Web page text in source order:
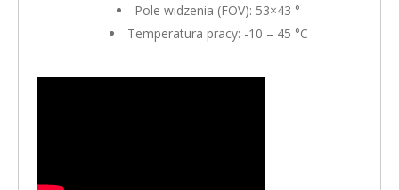
Pole widzenia (FOV): 53×43 °
Temperatura pracy: -10 – 45 °C